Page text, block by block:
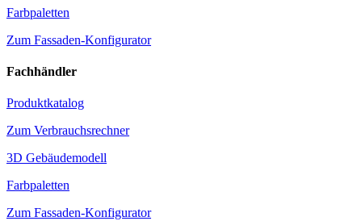
Farbpaletten
Zum Fassaden-Konfigurator
Fachhändler
Produktkatalog
Zum Verbrauchsrechner
3D Gebäudemodell
Farbpaletten
Zum Fassaden-Konfigurator